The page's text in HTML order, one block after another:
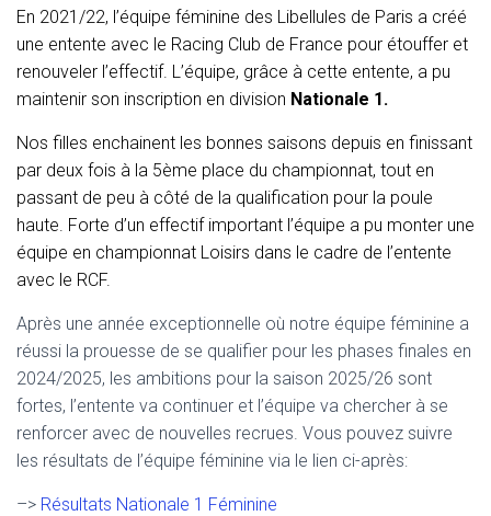
I
O
En 2021/22, l’équipe féminine des Libellules de Paris a créé
une entente avec le Racing Club de France pour étouffer et
renouveler l’effectif. L’équipe, grâce à cette entente, a pu
maintenir son inscription en division Nationale 1.
Nos filles enchainent les bonnes saisons depuis en finissant
par deux fois à la 5ème place du championnat, tout en
passant de peu à côté de la qualification pour la poule
haute. Forte d’un effectif important l’équipe a pu monter une
équipe en championnat Loisirs dans le cadre de l’entente
avec le RCF.
Après une année exceptionnelle où notre équipe féminine a
réussi la prouesse de se qualifier pour les phases finales en
2024/2025, les ambitions pour la saison 2025/26 sont
fortes, l’entente va continuer et l’équipe va chercher à se
renforcer avec de nouvelles recrues. Vous pouvez suivre
les résultats de l’équipe féminine via le lien ci-après:
–> Résultats Nationale 1 Féminine